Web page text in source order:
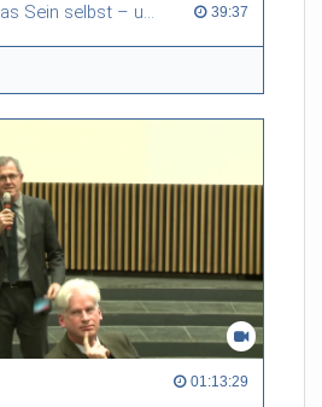
Martin Heidegger: Das Sein selbst – und die „Schwarzen Hefte“ 39:37
01:13:29